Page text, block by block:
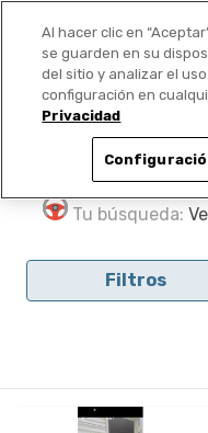
Tu búsqueda:
Filtros
Al hacer clic en
se guarden en su
del sitio y analizar el
configuración en
Privacidad